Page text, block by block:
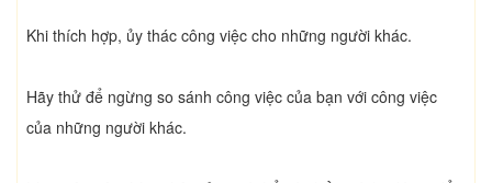
Khi thích hợp, ủy thác công việc cho những người khác.
Hãy thử để ngừng so sánh công việc của bạn với công việc
của những người khác.